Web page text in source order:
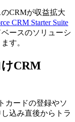
CRMが収益拡大
CRM Starter Suite
ースのソリューシ
す。
けCRM
カードの登録やソ
込み直後からトラ